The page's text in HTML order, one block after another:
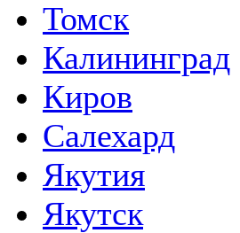
Томск
Калининград
Киров
Салехард
Якутия
Якутск